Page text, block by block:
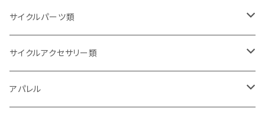
サイクルパーツ類
サドル・シートポスト
サドル
ギア・チェーン関連
サイクルアクセサリー類
ボトル・ボトルゲージ
アパレル